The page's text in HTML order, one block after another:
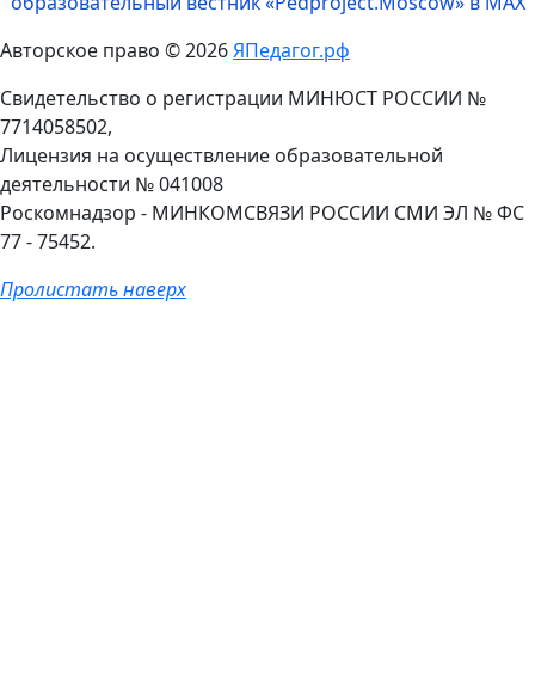
Авторское право © 2026ЯПедагог.рф
Свидетельство о регистрации МИНЮСТ РОССИИ №
7714058502,
Лицензия на осуществление образовательной
деятельности № 041008
Роскомнадзор - МИНКОМСВЯЗИ РОССИИ СМИ ЭЛ № ФС
77 - 75452.
Пролистать наверх